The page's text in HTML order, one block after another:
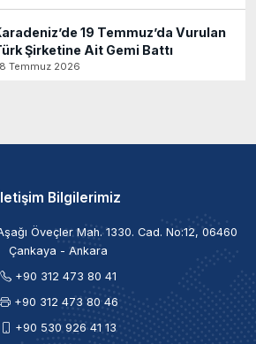
19 Temmuz’da Vurulan
Şirketine Ait Gemi Battı
Temmuz 2026
Bilgilerimiz
Öveçler Mah. 1330. Cad. No:12, 06460
Çankaya - Ankara
+90 312 473 80 41
+90 312 473 80 46
+90 530 926 41 13